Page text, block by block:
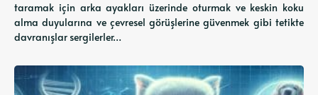
taramak için arka ayakları üzerinde oturmak ve keskin koku
alma duyularına ve çevresel görüşlerine güvenmek gibi tetikte
davranışlar sergilerler…